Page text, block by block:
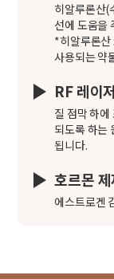
히알루론산(
선에 도움을
*히알루론산
사용되는 약
RF 레이
질 점막 하
되도록 하는
됩니다.
호르몬
에스트로겐